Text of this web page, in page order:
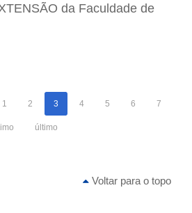
da Faculdade de
1 2 3 4 5 6 7
último
Voltar para o topo